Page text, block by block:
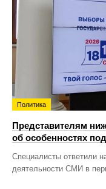
Политика
Представителям
об особенностях
Специалисты ответили
деятельности СМИ в